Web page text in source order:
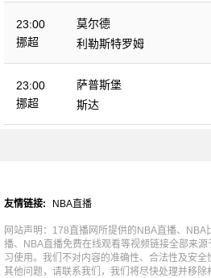
23:00
挪超
莫尔德
利勒斯特罗姆
23:00
挪超
萨普斯堡
斯达
友情链接: NBA直播
网站声明：178直播网所提供的NBA直播、NBA
播、NBA直播免费在线观看等视频链接全部来
习使用。我们不对内容的准确性、合法性及安
其他问题，请联系我们，我们将尽快处理并移除